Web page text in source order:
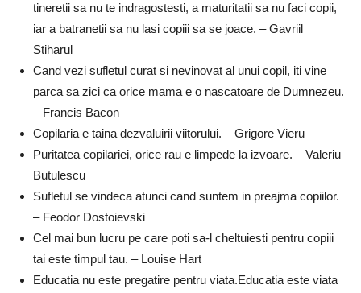
tineretii sa nu te indragostesti, a maturitatii sa nu faci copii,
iar a batranetii sa nu lasi copiii sa se joace. – Gavriil
Stiharul
Cand vezi sufletul curat si nevinovat al unui copil, iti vine
parca sa zici ca orice mama e o nascatoare de Dumnezeu.
– Francis Bacon
Copilaria e taina dezvaluirii viitorului. – Grigore Vieru
Puritatea copilariei, orice rau e limpede la izvoare. – Valeriu
Butulescu
Sufletul se vindeca atunci cand suntem in preajma copiilor.
– Feodor Dostoievski
Cel mai bun lucru pe care poti sa-l cheltuiesti pentru copiii
tai este timpul tau. – Louise Hart
Educatia nu este pregatire pentru viata.Educatia este viata